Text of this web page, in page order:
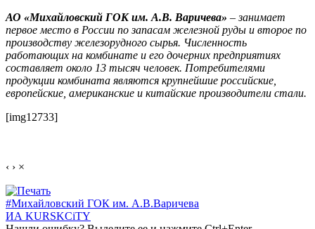
АО «Михайловский ГОК им. А.В. Варичева» – занимает
первое место в России по запасам железной руды и второе по
производству железорудного сырья. Численность
работающих на комбинате и его дочерних предприятиях
составляет около 13 тысяч человек. Потребителями
продукции комбината являются крупнейшие российские,
европейские, американские и китайские производители стали.
[img12733]
‹ › ×
#Михайловский ГОК им. А.В.Варичева
ИА KURSKCiTY